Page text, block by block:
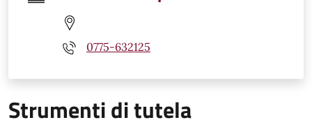
0775-632125
Strumenti di tutela